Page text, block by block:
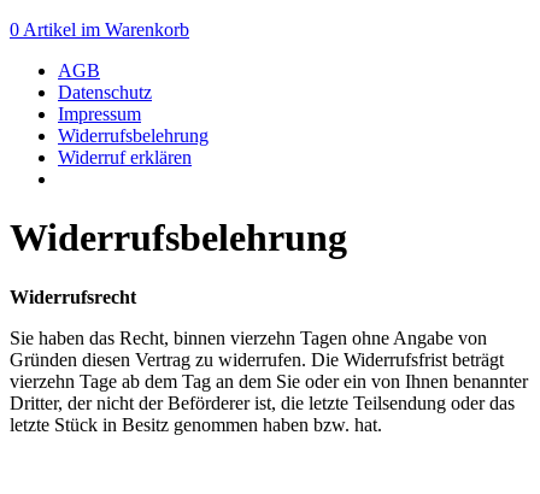
0 Artikel im Warenkorb
AGB
Datenschutz
Impressum
Widerrufsbelehrung
Widerruf erklären
Widerrufsbelehrung
Widerrufsrecht
Sie haben das Recht, binnen vierzehn Tagen ohne Angabe von
Gründen diesen Vertrag zu widerrufen. Die Widerrufsfrist beträgt
vierzehn Tage ab dem Tag an dem Sie oder ein von Ihnen benannter
Dritter, der nicht der Beförderer ist, die letzte Teilsendung oder das
letzte Stück in Besitz genommen haben bzw. hat.